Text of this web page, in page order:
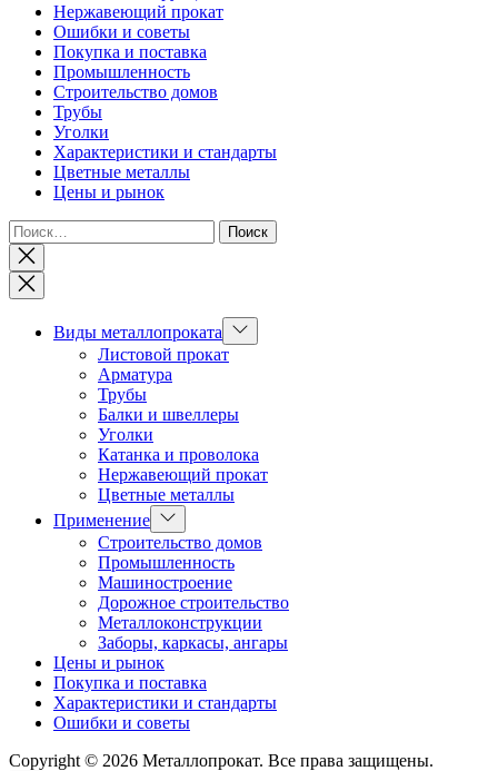
Нержавеющий прокат
Ошибки и советы
Покупка и поставка
Промышленность
Строительство домов
Трубы
Уголки
Характеристики и стандарты
Цветные металлы
Цены и рынок
Найти:
Закрыть
Виды металлопроката
Показывать
подменю
Листовой прокат
Арматура
Трубы
Балки и швеллеры
Уголки
Катанка и проволока
Нержавеющий прокат
Цветные металлы
Применение Показывать
подменю
Строительство домов
Промышленность
Машиностроение
Дорожное строительство
Металлоконструкции
Заборы, каркасы, ангары
Цены и рынок
Покупка и поставка
Характеристики и стандарты
Ошибки и советы
Copyright © 2026 Металлопрокат. Все права защищены.